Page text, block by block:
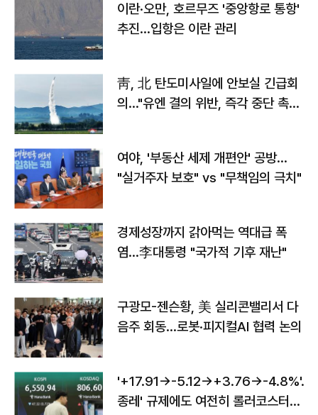
이란·오만, 호르무즈 '중앙항로 통항'
추진…입항은 이란 관리
靑, 北 탄도미사일에 안보실 긴급회
의…"유엔 결의 위반, 즉각 중단 촉
여야, '부동산 세제 개편안' 공방…
"실거주자 보호" vs "무책임의 극치"
경제성장까지 갉아먹는 역대급 폭
염…李대통령 "국가적 기후 재난"
구광모-젠슨황, 美 실리콘밸리서 다
음주 회동…로봇·피지컬AI 협력 논의
'+17.91→-5.12→+3.76→-4.8%'…'
종레' 규제에도 여전히 롤러코스터